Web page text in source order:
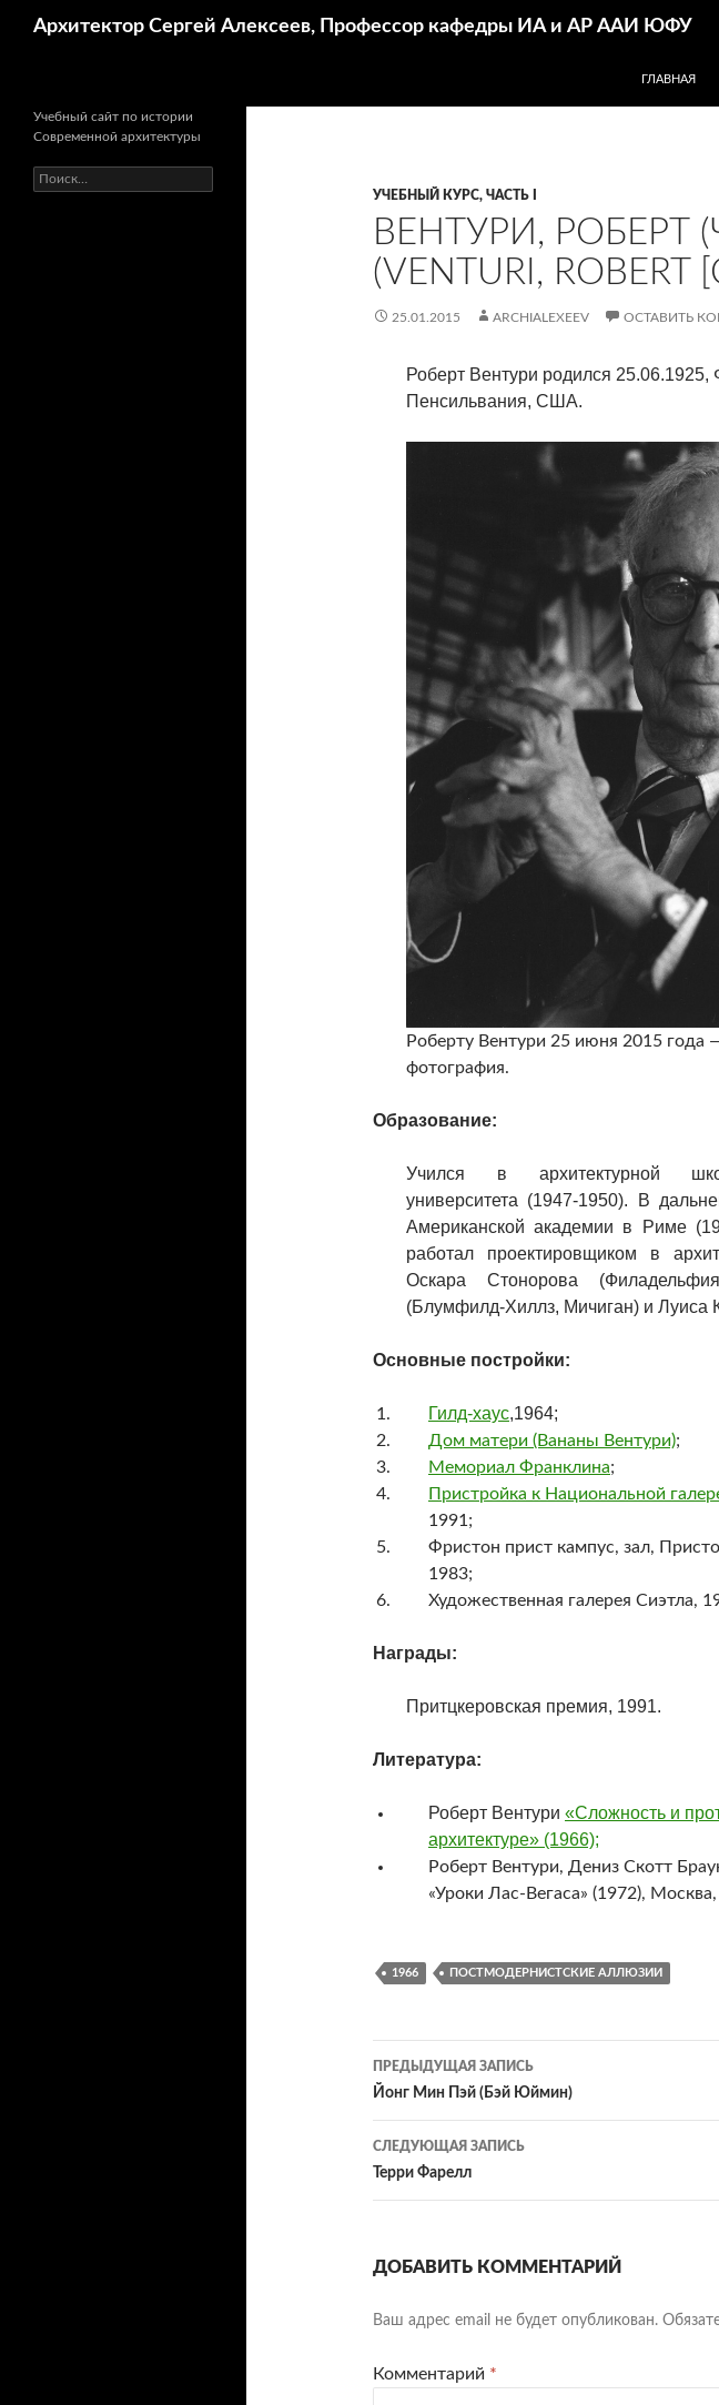
Архитектор Сергей Алексеев, Профессор кафедры ИА и АР ААИ ЮФУ
ГЛАВНАЯ
УЧЕБНЫЙ КУРС, ЧАСТЬ I
ВЕНТУРИ, РОБЕРТ
(VENTURI, ROBERT
25.01.2015 ARCHIALEXEEV ОСТАВИТЬ
Роберт Вентури родился 25.06.1925,
Пенсильвания, США.
Роберту Вентури 25 июня 2015 года
фотография.
Образование:
Учился в архитектурной
университета (1947-1950). В
Американской академии в Риме
работал проектировщиком в
Оскара Стонорова
(Блумфилд-Хиллз, Мичиган) и Луиса
Основные постройки:
Гилд-хаус,1964;
Дом матери (Вананы Вентури);
Мемориал Франклина;
Пристройка к Национальной
1991;
Фристон прист кампус, зал,
1983;
Художественная галерея Сиэтла,
Награды:
Притцкеровская премия, 1991.
Литература:
Роберт Вентури «Сложность и
архитектуре» (1966);
Роберт Вентури, Дениз Скотт
«Уроки Лас-Вегаса» (1972),
1966 ПОСТМОДЕРНИСТСКИЕ АЛЛЮЗИИ
Навигация
по
записям
ПРЕДЫДУЩАЯ ЗАПИСЬ
Йонг Мин Пэй (Бэй Юймин)
СЛЕДУЮЩАЯ ЗАПИСЬ
Терри Фарелл
ДОБАВИТЬ КОММЕНТАРИЙ
Ваш адрес email не будет опубликован.
Комментарий *
Учебный сайт по истории
Современной архитектуры
Найти: